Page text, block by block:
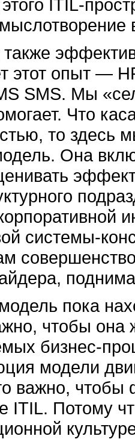
ITIL-
этот опыт —
SMS. Мы
Что
то здесь
Она
системы-
пока
чтобы она
бизнес-
модели
важно, чтобы
ITIL. Потому